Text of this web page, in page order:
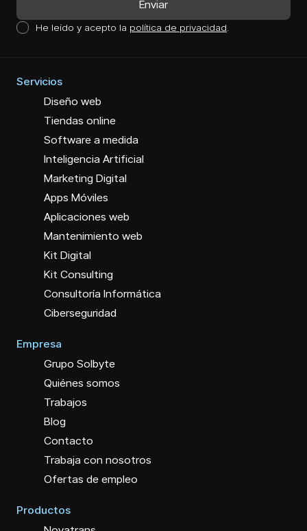
He leído y acepto la política de privacidad
Servicios
Diseño web
Tiendas online
Software a medida
Inteligencia Artificial
Marketing Digital
Apps Móviles
Aplicaciones web
Mantenimiento web
Kit Digital
Kit Consulting
Consultoría Informática
Ciberseguridad
Empresa
Grupo Solbyte
Quiénes somos
Trabajos
Blog
Contacto
Trabaja con nosotros
Ofertas de empleo
Productos